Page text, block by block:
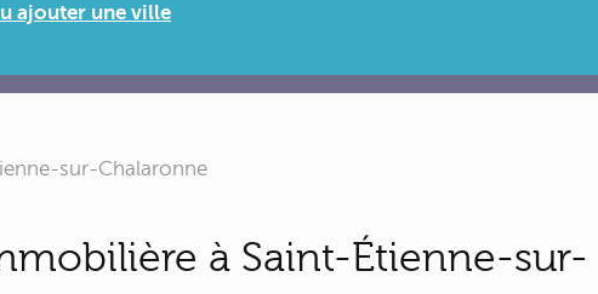
ajouter une ville
sur-Chalaronne
à Saint-Étienne-sur-